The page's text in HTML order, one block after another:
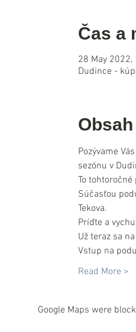
Čas a
28 May 2022,
Dudince -
Obsah
Pozývame
sezónu v
To tohtoročné
Súčasťou
Tekova.
Príďte a
Už teraz sa
Vstup na
Read More >
Google Maps were